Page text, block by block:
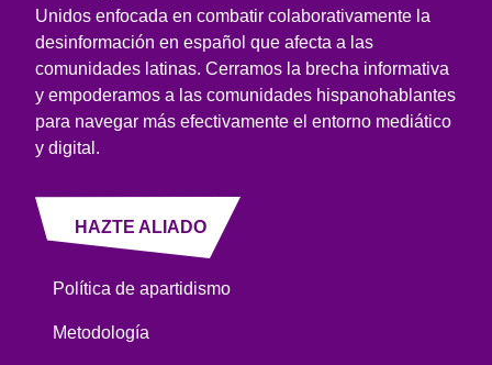
Unidos enfocada en combatir colaborativamente la
desinformación en español que afecta a las
comunidades latinas. Cerramos la brecha informativa
y empoderamos a las comunidades hispanohablantes
para navegar más efectivamente el entorno mediático
y digital.
HAZTE ALIADO
Política de apartidismo
Metodología